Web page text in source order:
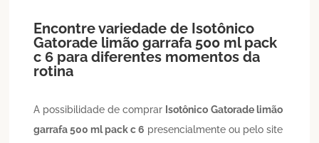
Encontre variedade de Isotônico
Gatorade limão garrafa 500 ml pack
c 6 para diferentes momentos da
rotina
A possibilidade de comprar Isotônico Gatorade limão
garrafa 500 ml pack c 6 presencialmente ou pelo site